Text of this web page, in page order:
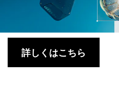
詳しくはこちら​